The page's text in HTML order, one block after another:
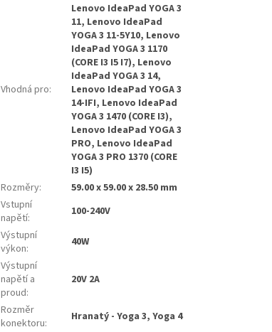
Vhodná pro:
Lenovo IdeaPad YOGA 3
11, Lenovo IdeaPad
YOGA 3 11-5Y10, Lenovo
IdeaPad YOGA 3 1170
(CORE I3 I5 I7), Lenovo
IdeaPad YOGA 3 14,
Lenovo IdeaPad YOGA 3
14-IFI, Lenovo IdeaPad
YOGA 3 1470 (CORE I3),
Lenovo IdeaPad YOGA 3
PRO, Lenovo IdeaPad
YOGA 3 PRO 1370 (CORE
I3 I5)
Rozměry:
59.00 x 59.00 x 28.50 mm
Vstupní
napětí:
100-240V
Výstupní
výkon:
40W
Výstupní
napětí a
proud:
20V 2A
Rozměr
konektoru:
Hranatý - Yoga 3, Yoga 4